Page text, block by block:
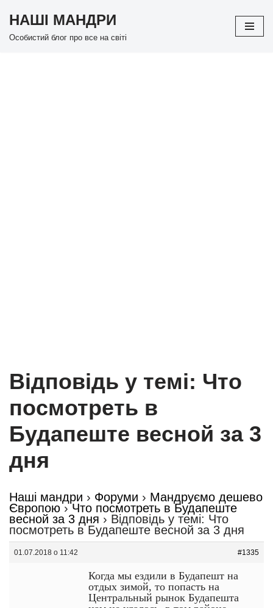
Перейти
НАШІ МАНДРИ
Особистий блог про все на світі
Відповідь у темі: Что
посмотреть в
Будапеште весной за 3
дня
Наші мандри › Форуми › Мандруємо дешево
Європою › Что посмотреть в Будапеште
весной за 3 дня › Відповідь у темі: Что
посмотреть в Будапеште весной за 3 дня
01.07.2018 о 11:42 #1335
Когда мы ездили в Будапешт на
отдых зимой, то попасть на
Центральный рынок Будапешта